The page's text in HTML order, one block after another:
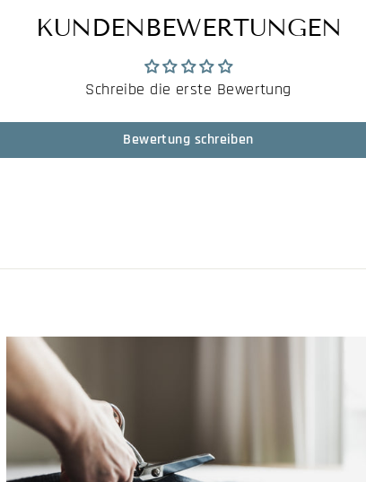
KUNDENBEWERTUNGEN
Schreibe die erste Bewertung
Bewertung schreiben